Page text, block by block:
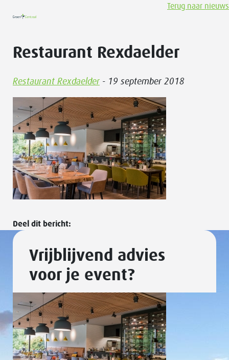
Restaurant Rexdaelder
Restaurant Rexdaelder - 19 september 2018
Terug naar nieuws
Deel dit bericht:
Vrijblijvend advies
voor je event?